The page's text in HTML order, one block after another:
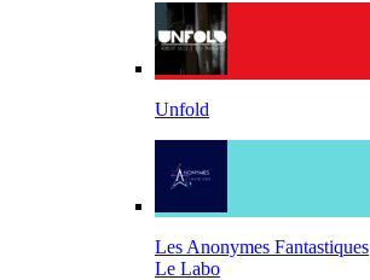
Unfold
Les Anonymes Fantastiques
Le Labo